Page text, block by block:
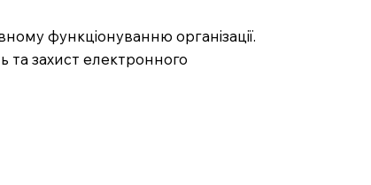
функціонуванню організації.
та захист електронного